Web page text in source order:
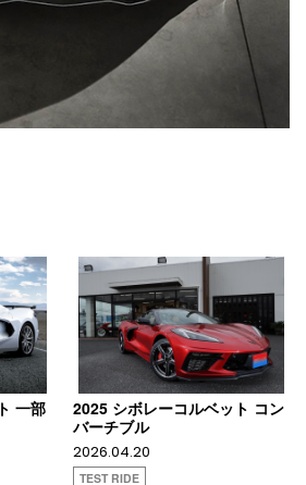
一部
2025 シボレーコルベット コン
バーチブル
2026.04.20
TEST RIDE